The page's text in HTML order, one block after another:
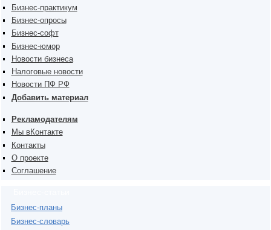
Бизнес-практикум
Бизнес-опросы
Бизнес-софт
Бизнес-юмор
Новости бизнеса
Налоговые новости
Новости ПФ РФ
Добавить материал
Рекламодателям
Мы вКонтакте
Контакты
О проекте
Соглашение
Бизнес-планы
Бизнес-словарь